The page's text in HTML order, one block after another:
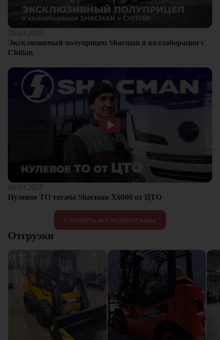
Смотреть все видеоотзывы
26.03.2025
Эксклюзивный полуприцеп Shacman в коллаборации с
Chitian
06.03.2025
Нулевое ТО тягача Shacman Х6000 от ЦТО
Отгрузки